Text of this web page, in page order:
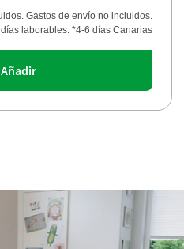
Gastos de envío no incluidos.
laborables. *4-6 días Canarias
Añadir